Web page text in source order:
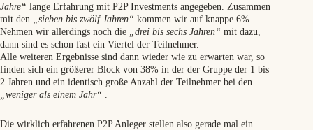
Jahre“ lange Erfahrung mit P2P Investments angegeben. Zusammen
mit den
„sieben bis zwölf Jahren“ kommen wir auf knappe 6%.
Nehmen wir allerdings noch die
„drei bis sechs Jahren“ mit dazu,
dann sind es schon fast ein Viertel der Teilnehmer.
Alle weiteren Ergebnisse sind dann wieder wie zu erwarten war, so
finden sich ein größerer Block von 38% in der der Gruppe der 1 bis
2 Jahren und ein identisch große Anzahl der Teilnehmer bei den
„weniger als einem Jahr“
Die wirklich erfahrenen P2P Anleger stellen also gerade mal ein